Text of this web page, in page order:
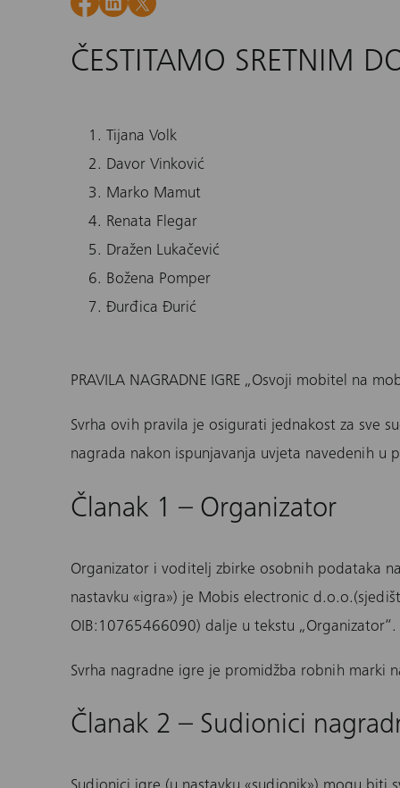
ČESTITAMO SRETNIM
Tijana Volk
Davor Vinković
Marko Mamut
Renata Flegar
Dražen Lukačević
Božena Pomper
Đurđica Đurić
PRAVILA NAGRADNE IGRE „Osvoji mobitel na
Svrha ovih pravila je osigurati jednakost za sve
nagrada nakon ispunjavanja uvjeta navedenih u
Članak 1 – Organizator
Organizator i voditelj zbirke osobnih podataka
nastavku «igra») je Mobis electronic
OIB:10765466090) dalje u tekstu „Organizator“.
Svrha nagradne igre je promidžba robnih marki
Članak 2 – Sudionici